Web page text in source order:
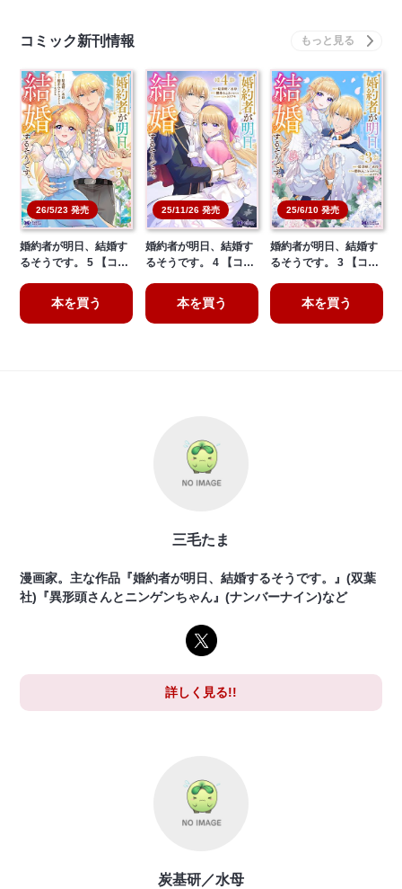
コミック新刊情報
26/5/23 発売
婚約者が明日、結婚す
るそうです。 5 【コ…
本を買う
25/11/26 発売
婚約者が明日、結婚す
るそうです。 4 【コ…
本を買う
25/6/10 発売
婚約者が明日、結婚す
るそうです。 3 【コ…
本を買う
三毛たま
漫画家。主な作品『婚約者が明日、結婚するそうです。』(双葉
社)『異形頭さんとニンゲンちゃん』(ナンバーナイン)など
詳しく見る!!
炭基研／水母